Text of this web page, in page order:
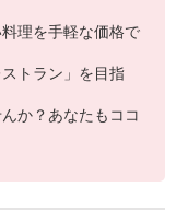
理を手軽な価格で
トラン」を目指
か？あなたもココ